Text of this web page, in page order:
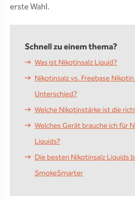
erste Wahl.
Schnell zu einem thema?
Was ist Nikotinsalz Liquid?
Nikotinsalz vs. Freebase
Unterschied?
Welche Nikotinstärke ist die
Welches Gerät brauche ich für
Liquids?
Die besten Nikotinsalz Liquids
SmokeSmarter